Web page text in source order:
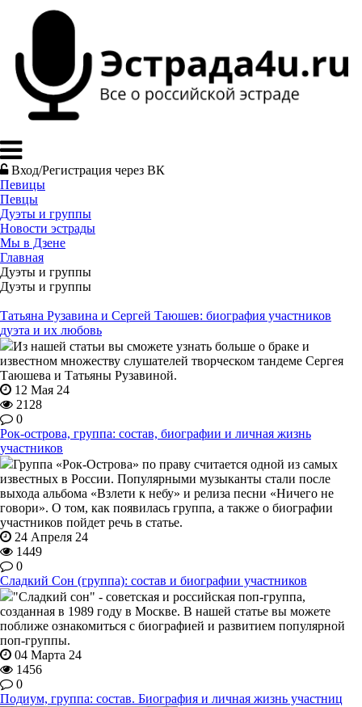
Вход/Регистрация через ВК
Певицы
Певцы
Дуэты и группы
Новости эстрады
Мы в Дзене
Главная
Дуэты и группы
Дуэты и группы
Татьяна Рузавина и Сергей Таюшев: биография участников
дуэта и их любовь
Из нашей статьи вы сможете узнать больше о браке и
известном множеству слушателей творческом тандеме Сергея
Таюшева и Татьяны Рузавиной.
12 Мая 24
2128
0
Рок-острова, группа: состав, биографии и личная жизнь
участников
Группа «Рок-Острова» по праву считается одной из самых
известных в России. Популярными музыканты стали после
выхода альбома «Взлети к небу» и релиза песни «Ничего не
говори». О том, как появилась группа, а также о биографии
участников пойдет речь в статье.
24 Апреля 24
1449
0
Сладкий Сон (группа): состав и биографии участников
"Сладкий сон" - советская и российская поп-группа,
созданная в 1989 году в Москве. В нашей статье вы можете
поближе ознакомиться с биографией и развитием популярной
поп-группы.
04 Марта 24
1456
0
Подиум, группа: состав. Биография и личная жизнь участниц